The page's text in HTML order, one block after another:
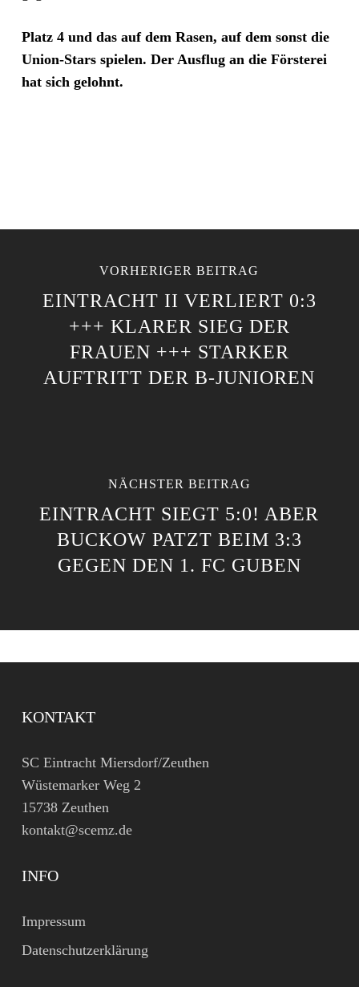
Platz 4 und das auf dem Rasen, auf dem sonst die
Union-Stars spielen. Der Ausflug an die Försterei
hat sich gelohnt.
VORHERIGER BEITRAG
EINTRACHT II VERLIERT 0:3
+++ KLARER SIEG DER
FRAUEN +++ STARKER
AUFTRITT DER B-JUNIOREN
NÄCHSTER BEITRAG
EINTRACHT SIEGT 5:0! ABER
BUCKOW PATZT BEIM 3:3
GEGEN DEN 1. FC GUBEN
KONTAKT
SC Eintracht Miersdorf/Zeuthen
Wüstemarker Weg 2
15738 Zeuthen
kontakt@scemz.de
INFO
Impressum
Datenschutzerklärung